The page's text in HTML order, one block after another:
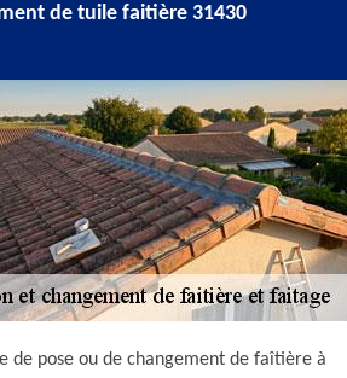
de tuile faitière 31430
de pose ou de changement de faîtière à